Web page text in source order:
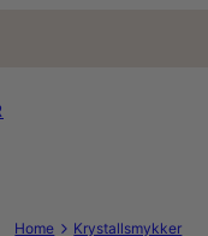
Home Krystallsmykker